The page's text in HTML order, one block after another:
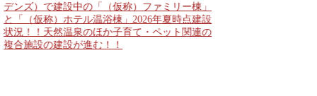
デンズ）で建設中の「（仮称）ファミリー棟」
と「（仮称）ホテル温浴棟」2026年夏時点建設
状況！！天然温泉のほか子育て・ペット関連の
複合施設の建設が進む！！